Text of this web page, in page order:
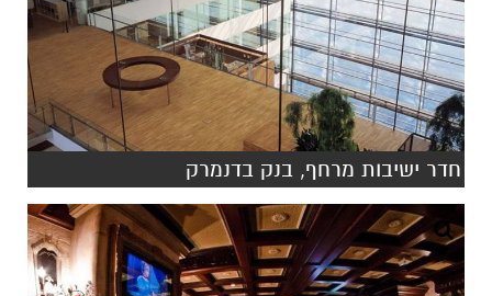
חדר ישיבות מרחף, בנק בדנמרק